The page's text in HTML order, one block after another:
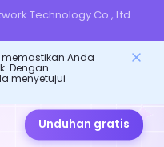
Unduhan gratis
Technology Co., Ltd.
Anda
Dengan
menyetujui